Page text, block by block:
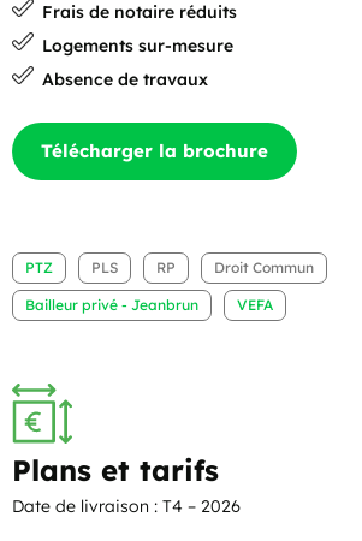
Frais de notaire réduits
Logements sur-mesure
Absence de travaux
Télécharger la brochure
PTZ PLS RP Droit Commun
Bailleur privé - Jeanbrun VEFA
Plans et tarifs
Date de livraison : T4 – 2026